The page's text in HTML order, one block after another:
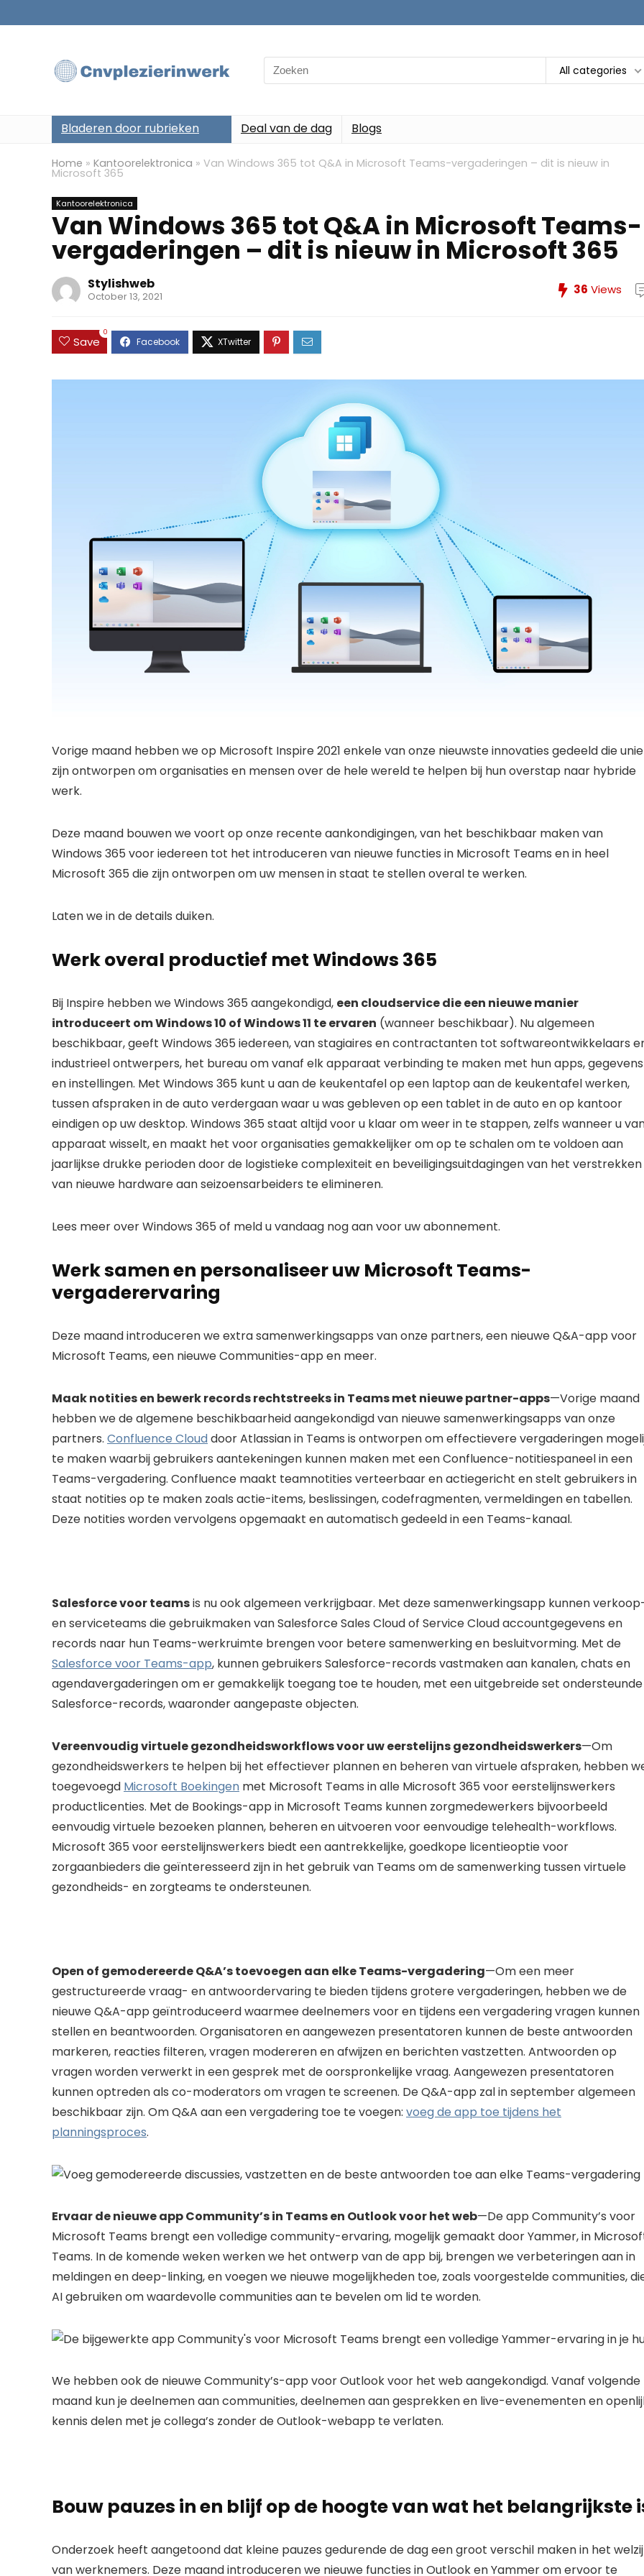
Search
for:
All categories
Bladeren door rubrieken Deal van de dag Blogs
Home » Kantoorelektronica » Van Windows 365 tot Q&A in Microsoft Teams-vergaderingen – dit is nieuw in
Microsoft 365
Kantoorelektronica
Van Windows 365 tot Q&A in Microsoft Teams-
vergaderingen – dit is nieuw in Microsoft 365
Stylishweb
October 13, 2021 36 Views
Save
0
Vorige maand hebben we op Microsoft Inspire 2021 enkele van onze nieuwste innovaties gedeeld die
zijn ontworpen om organisaties en mensen over de hele wereld te helpen bij hun overstap naar hybride
werk.
Deze maand bouwen we voort op onze recente aankondigingen, van het beschikbaar maken van
Windows 365 voor iedereen tot het introduceren van nieuwe functies in Microsoft Teams en in heel
Microsoft 365 die zijn ontworpen om uw mensen in staat te stellen overal te werken.
Laten we in de details duiken.
Werk overal productief met Windows 365
Bij Inspire hebben we Windows 365 aangekondigd, een cloudservice die een nieuwe manier
introduceert om Windows 10 of Windows 11 te ervaren (wanneer beschikbaar). Nu algemeen
beschikbaar, geeft Windows 365 iedereen, van stagiaires en contractanten tot softwareontwikkelaars
industrieel ontwerpers, het bureau om vanaf elk apparaat verbinding te maken met hun apps, gegevens
en instellingen. Met Windows 365 kunt u aan de keukentafel op een laptop aan de keukentafel werken,
tussen afspraken in de auto verdergaan waar u was gebleven op een tablet in de auto en op kantoor
eindigen op uw desktop. Windows 365 staat altijd voor u klaar om weer in te stappen, zelfs wanneer u
apparaat wisselt, en maakt het voor organisaties gemakkelijker om op te schalen om te voldoen aan
jaarlijkse drukke perioden door de logistieke complexiteit en beveiligingsuitdagingen van het verstrekken
van nieuwe hardware aan seizoensarbeiders te elimineren.
Lees meer over Windows 365 of meld u vandaag nog aan voor uw abonnement.
Werk samen en personaliseer uw Microsoft Teams-
vergaderervaring
Deze maand introduceren we extra samenwerkingsapps van onze partners, een nieuwe Q&A-app voor
Microsoft Teams, een nieuwe Communities-app en meer.
Maak notities en bewerk records rechtstreeks in Teams met nieuwe partner-apps—Vorige maand
hebben we de algemene beschikbaarheid aangekondigd van nieuwe samenwerkingsapps van onze
partners. Confluence Clouddoor Atlassian in Teams is ontworpen om effectievere vergaderingen
te maken waarbij gebruikers aantekeningen kunnen maken met een Confluence-notitiespaneel in een
Teams-vergadering. Confluence maakt teamnotities verteerbaar en actiegericht en stelt gebruikers in
staat notities op te maken zoals actie-items, beslissingen, codefragmenten, vermeldingen en tabellen.
Deze notities worden vervolgens opgemaakt en automatisch gedeeld in een Teams-kanaal.
Salesforce voor teamsis nu ook algemeen verkrijgbaar. Met deze samenwerkingsapp kunnen
en serviceteams die gebruikmaken van Salesforce Sales Cloud of Service Cloud accountgegevens en
records naar hun Teams-werkruimte brengen voor betere samenwerking en besluitvorming. Met de
Salesforce voor Teams-app, kunnen gebruikers Salesforce-records vastmaken aan kanalen, chats en
agendavergaderingen om er gemakkelijk toegang toe te houden, met een uitgebreide set ondersteunde
Salesforce-records, waaronder aangepaste objecten.
Vereenvoudig virtuele gezondheidsworkflows voor uw eerstelijns gezondheidswerkers—Om
gezondheidswerkers te helpen bij het effectiever plannen en beheren van virtuele afspraken, hebben
toegevoegd Microsoft Boekingen met Microsoft Teams in alle Microsoft 365 voor eerstelijnswerkers
productlicenties. Met de Bookings-app in Microsoft Teams kunnen zorgmedewerkers bijvoorbeeld
eenvoudig virtuele bezoeken plannen, beheren en uitvoeren voor eenvoudige telehealth-workflows.
Microsoft 365 voor eerstelijnswerkers biedt een aantrekkelijke, goedkope licentieoptie voor
zorgaanbieders die geïnteresseerd zijn in het gebruik van Teams om de samenwerking tussen virtuele
gezondheids- en zorgteams te ondersteunen.
Open of gemodereerde Q&A’s toevoegen aan elke Teams-vergadering—Om een ​​meer
gestructureerde vraag- en antwoordervaring te bieden tijdens grotere vergaderingen, hebben we de
nieuwe Q&A-app geïntroduceerd waarmee deelnemers voor en tijdens een vergadering vragen kunnen
stellen en beantwoorden. Organisatoren en aangewezen presentatoren kunnen de beste antwoorden
markeren, reacties filteren, vragen modereren en afwijzen en berichten vastzetten. Antwoorden op
vragen worden verwerkt in een gesprek met de oorspronkelijke vraag. Aangewezen presentatoren
kunnen optreden als co-moderators om vragen te screenen. De Q&A-app zal in september algemeen
beschikbaar zijn. Om Q&A aan een vergadering toe te voegen: voeg de app toe tijdens het
planningsproces.
Ervaar de nieuwe app Community’s in Teams en Outlook voor het web—De app Community’s voor
Microsoft Teams brengt een volledige community-ervaring, mogelijk gemaakt door Yammer, in
Teams. In de komende weken werken we het ontwerp van de app bij, brengen we verbeteringen aan in
meldingen en deep-linking, en voegen we nieuwe mogelijkheden toe, zoals voorgestelde communities,
AI gebruiken om waardevolle communities aan te bevelen om lid te worden.
We hebben ook de nieuwe Community’s-app voor Outlook voor het web aangekondigd. Vanaf volgende
maand kun je deelnemen aan communities, deelnemen aan gesprekken en live-evenementen en
kennis delen met je collega’s zonder de Outlook-webapp te verlaten.
Bouw pauzes in en blijf op de hoogte van wat het belangrijkste
Onderzoek heeft aangetoond dat kleine pauzes gedurende de dag een groot verschil maken in het
van werknemers. Deze maand introduceren we nieuwe functies in Outlook en Yammer om ervoor te